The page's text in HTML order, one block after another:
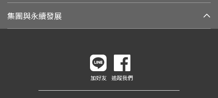
集團與永續發展
加好友 追蹤我們